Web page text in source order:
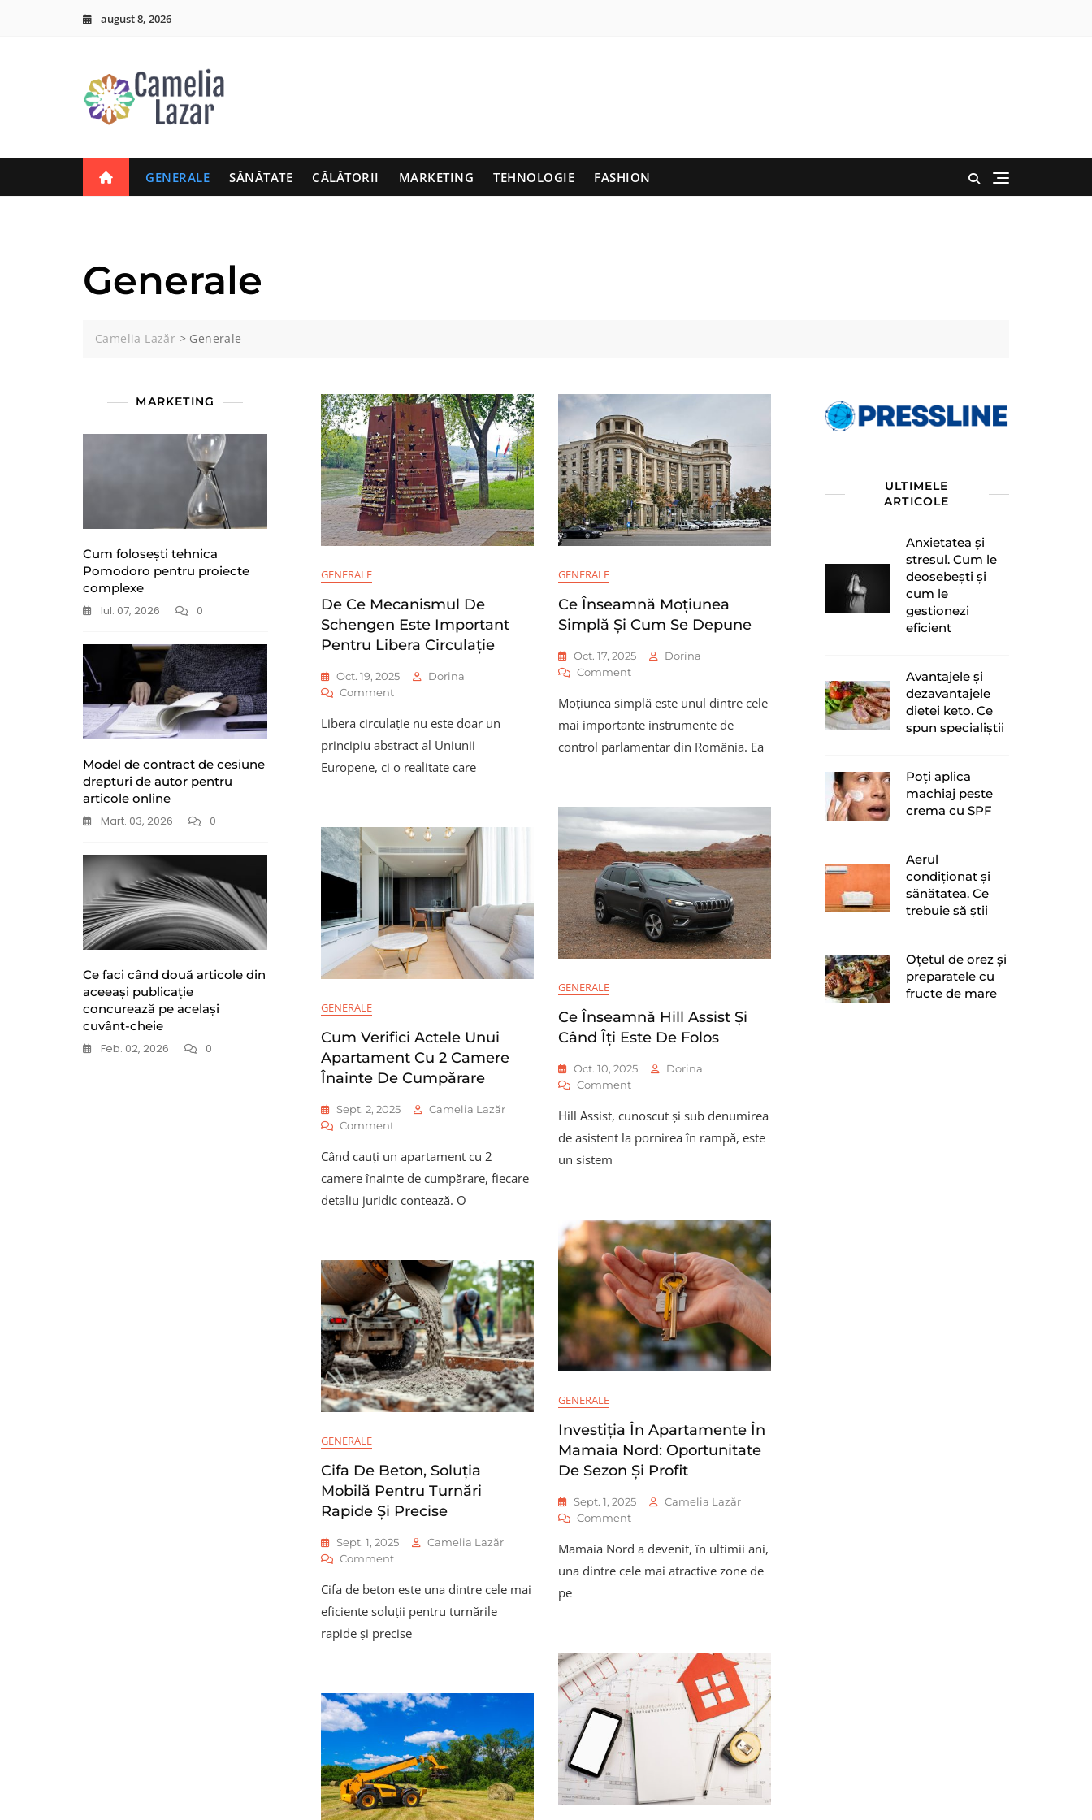
august 8, 2026
GENERALE SĂNĂTATE CĂLĂTORII MARKETING TEHNOLOGIE FASHION
Generale
Camelia Lazăr > Generale
MARKETING
Cum folosești tehnica
Pomodoro pentru proiecte
complexe
Iul. 07, 2026
0
Model de contract de cesiune
drepturi de autor pentru
articole online
Mart. 03, 2026
0
Ce faci când două articole din
aceeași publicație
concurează pe același
cuvânt-cheie
Feb. 02, 2026
0
GENERALE
De Ce Mecanismul De
Schengen Este Important
Pentru Libera Circulație
Oct. 19, 2025
Dorina
CommentOn
Ce
Mecanismul
Schengen
Libera
Circulație
Libera circulație nu este doar un
principiu abstract al Uniunii
Europene, ci o realitate care
GENERALE
Ce Înseamnă Moțiunea
Simplă Și Cum Se Depune
Oct. 17, 2025
Dorina
CommentOn
Înseamnă
Moțiunea
Și
Moțiunea simplă este unul dintre cele
mai importante instrumente de
control parlamentar din România. Ea
GENERALE
Ce Înseamnă Hill Assist Și
Când Îți Este De Folos
Oct. 10, 2025
Dorina
CommentOn
Înseamnă
Assist
De
Folos
Hill Assist, cunoscut și sub denumirea
de asistent la pornirea în rampă, este
un sistem
GENERALE
Cum Verifici Actele Unui
Apartament Cu 2 Camere
Înainte De Cumpărare
Sept. 2, 2025
Camelia Lazăr
CommentOn
Verifici
Actele
Apartament
Înainte
De
Cumpărare
Când cauți un apartament cu 2
camere înainte de cumpărare, fiecare
detaliu juridic contează. O
GENERALE
Investiția În Apartamente În
Mamaia Nord: Oportunitate
De Sezon Și Profit
Sept. 1, 2025
Camelia Lazăr
CommentOn
În
Apartamente
Sezon
Și
Mamaia Nord a devenit, în ultimii ani,
una dintre cele mai atractive zone de
pe
GENERALE
Cifa De Beton, Soluția
Mobilă Pentru Turnări
Rapide Și Precise
Sept. 1, 2025
Camelia Lazăr
CommentOn
De
Beton,
Soluția
Mobilă
Și
Precise
Cifa de beton este una dintre cele mai
eficiente soluții pentru turnările
rapide și precise
ULTIMELE
ARTICOLE
Anxietatea și
stresul. Cum le
deosebești și
cum le
gestionezi
eficient
Avantajele și
dezavantajele
dietei keto. Ce
spun specialiștii
Poți aplica
machiaj peste
crema cu SPF
Aerul
condiționat și
sănătatea. Ce
trebuie să știi
Oțetul de orez și
preparatele cu
fructe de mare